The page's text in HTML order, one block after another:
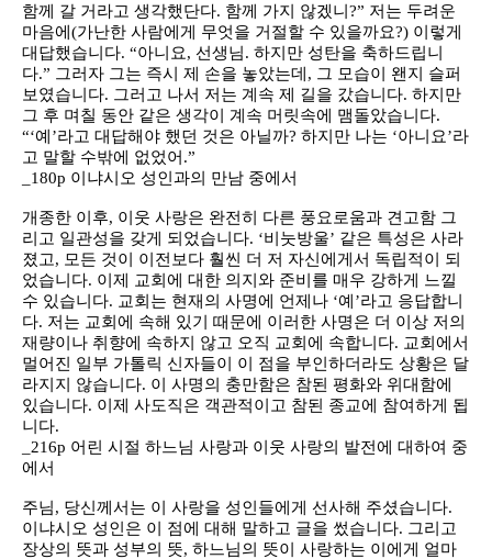
함께 갈 거라고 생각했단다. 함께 가지 않겠니?” 저는 두려운
마음에(가난한 사람에게 무엇을 거절할 수 있을까요?) 이렇게
대답했습니다. “아니요, 선생님. 하지만 성탄을 축하드립니
다.” 그러자 그는 즉시 제 손을 놓았는데, 그 모습이 왠지 슬퍼
보였습니다. 그러고 나서 저는 계속 제 길을 갔습니다. 하지만
그 후 며칠 동안 같은 생각이 계속 머릿속에 맴돌았습니다.
“‘예’라고 대답해야 했던 것은 아닐까? 하지만 나는 ‘아니요’라
고 말할 수밖에 없었어.”
_180p 이냐시오 성인과의 만남 중에서
개종한 이후, 이웃 사랑은 완전히 다른 풍요로움과 견고함 그
리고 일관성을 갖게 되었습니다. ‘비눗방울’ 같은 특성은 사라
졌고, 모든 것이 이전보다 훨씬 더 저 자신에게서 독립적이 되
었습니다. 이제 교회에 대한 의지와 준비를 매우 강하게 느낄
수 있습니다. 교회는 현재의 사명에 언제나 ‘예’라고 응답합니
다. 저는 교회에 속해 있기 때문에 이러한 사명은 더 이상 저의
재량이나 취향에 속하지 않고 오직 교회에 속합니다. 교회에서
멀어진 일부 가톨릭 신자들이 이 점을 부인하더라도 상황은 달
라지지 않습니다. 이 사명의 충만함은 참된 평화와 위대함에
있습니다. 이제 사도직은 객관적이고 참된 종교에 참여하게 됩
니다.
_216p 어린 시절 하느님 사랑과 이웃 사랑의 발전에 대하여 중
에서
주님, 당신께서는 이 사랑을 성인들에게 선사해 주셨습니다.
이냐시오 성인은 이 점에 대해 말하고 글을 썼습니다. 그리고
장상의 뜻과 성부의 뜻, 하느님의 뜻이 사랑하는 이에게 얼마